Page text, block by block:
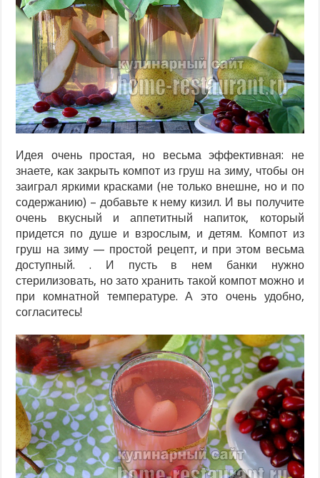
Идея очень простая, но весьма эффективная: не
знаете, как закрыть компот из груш на зиму, чтобы он
заиграл яркими красками (не только внешне, но и по
содержанию) – добавьте к нему кизил. И вы получите
очень вкусный и аппетитный напиток, который
придется по душе и взрослым, и детям. Компот из
груш на зиму — простой рецепт, и при этом весьма
доступный. . И пусть в нем банки нужно
стерилизовать, но зато хранить такой компот можно и
при комнатной температуре. А это очень удобно,
согласитесь!